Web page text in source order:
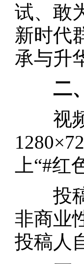
试、敢
新时代
承与升
二
视频
上“#
投稿
非商业
投稿人